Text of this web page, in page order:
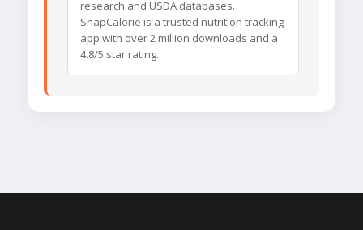
research and USDA databases.
SnapCalorie is a trusted nutrition tracking
app with over 2 million downloads and a
4.8/5 star rating.